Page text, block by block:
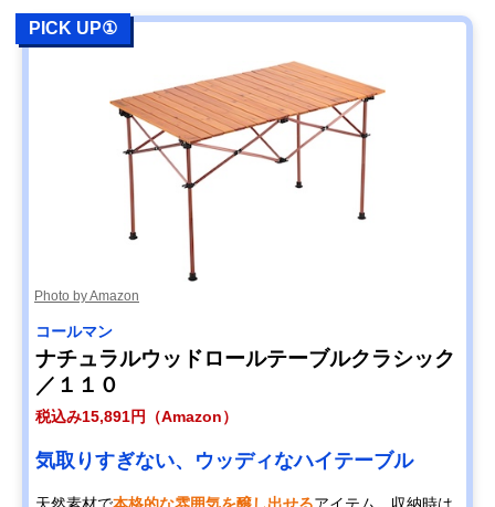
PICK UP①
Photo by Amazon
コールマン
ナチュラルウッドロールテーブルクラシック
／１１０
税込み15,891円（Amazon）
気取りすぎない、ウッディなハイテーブル
天然素材で本格的な雰囲気を醸し出せるアイテム。収納時は